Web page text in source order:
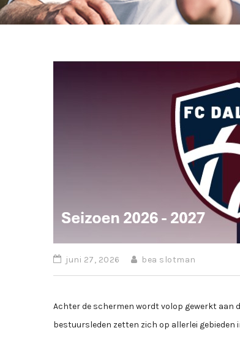
juni 27, 2026 bea slotman
Achter de schermen wordt volop gewerkt aan
bestuursleden zetten zich op allerlei gebieden